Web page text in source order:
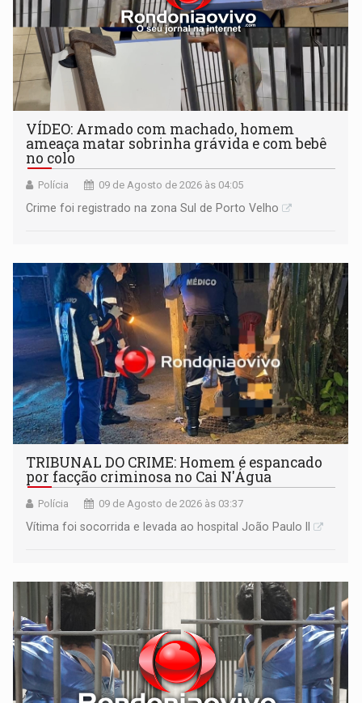
VÍDEO: Armado com machado, homem
ameaça matar sobrinha grávida e com bebê
no colo
Polícia 09 de Agosto de 2026 às 04:05
Crime foi registrado na zona Sul de Porto Velho
TRIBUNAL DO CRIME: Homem é espancado
por facção criminosa no Cai N'Água
Polícia 09 de Agosto de 2026 às 03:37
Vítima foi socorrida e levada ao hospital João Paulo II